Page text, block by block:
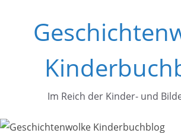
springen
Im Reich der Kinder- und